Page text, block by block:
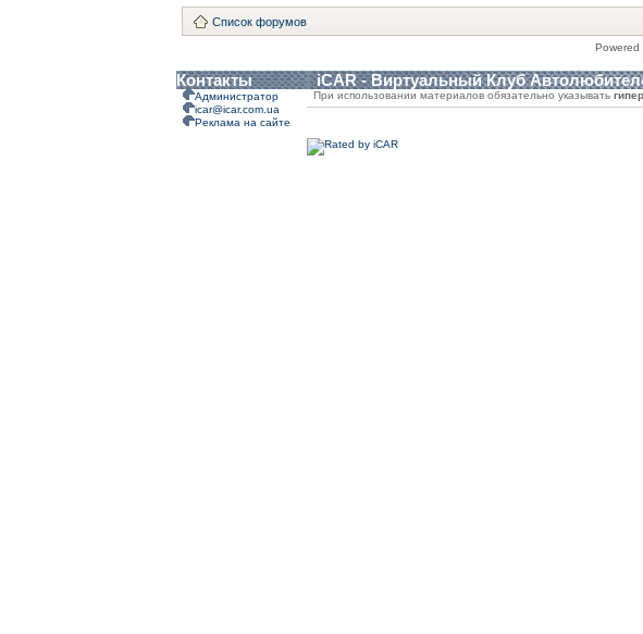
Список форумов
Powered
Контакты iCAR - Виртуальный Клуб
Администратор
icar@icar.com.ua
Реклама на сайте
При использовании материалов обязательно указывать